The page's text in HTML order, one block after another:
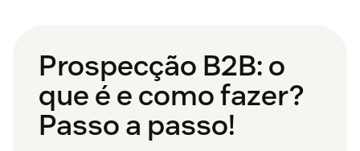
Prospecção B2B: o
que é e como fazer?
Passo a passo!